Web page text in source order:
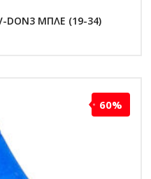
DON3 ΜΠΛΕ (19-34)
60%